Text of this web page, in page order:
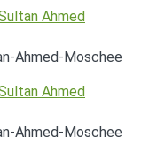
Ahmed-Moschee
Ahmed-Moschee